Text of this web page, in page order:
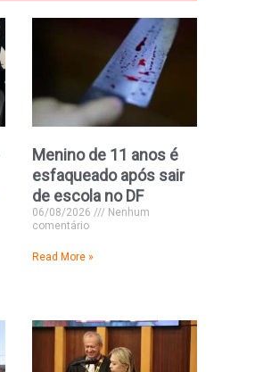
Menino de 11 anos é
esfaqueado após sair
de escola no DF
06/08/2026
Nenhum
comentário
Read More »